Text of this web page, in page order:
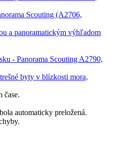
a panoramatickým výhľadom
byty v blízkosti mora,
čase.
automaticky preložená.